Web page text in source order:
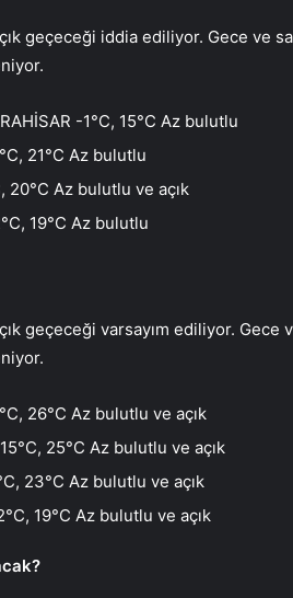
geçeceği iddia ediliyor. Gece ve
-1°C, 15°C Az bulutlu
21°C Az bulutlu
20°C Az bulutlu ve açık
19°C Az bulutlu
geçeceği varsayım ediliyor.
26°C Az bulutlu ve açık
25°C Az bulutlu ve açık
23°C Az bulutlu ve açık
19°C Az bulutlu ve açık